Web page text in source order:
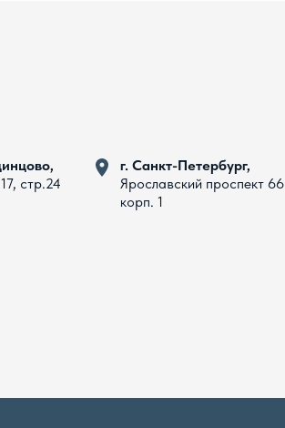
стр.24
г. Санкт-Петербург,
Ярославский проспект 66
корп. 1